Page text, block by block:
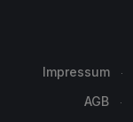
Impressum
AGB